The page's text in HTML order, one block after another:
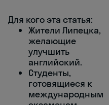
Для кого эта статья:
Жители Липецка,
желающие
улучшить
английский.
Студенты,
готовящиеся к
международным